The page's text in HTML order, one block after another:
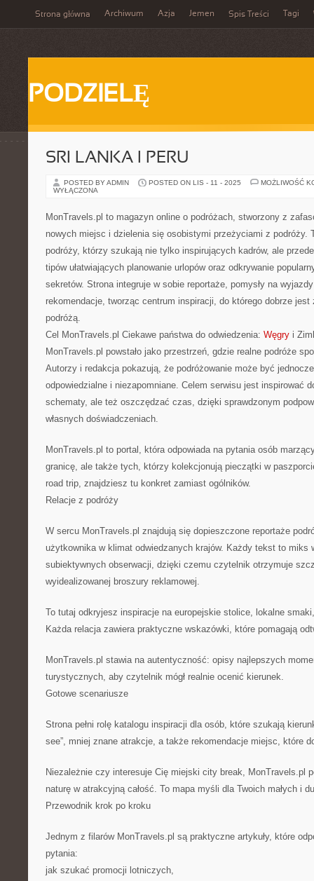
Strona główna Archiwum Azja Jemen Spis Treści Tagi
PODZIELĘ
SRI LANKA I PERU
POSTED BY ADMIN POSTED ON LIS - 11 - 2025
MOŻLIWOŚĆ
WYŁĄCZONA
MonTravels.pl to magazyn online o podróżach, stworzony z
nowych miejsc i dzielenia się osobistymi przeżyciami z podróży.
podróży, którzy szukają nie tylko inspirujących kadrów, ale
tipów ułatwiających planowanie urlopów oraz odkrywanie
sekretów. Strona integruje w sobie reportaże, pomysły na
rekomendacje, tworząc centrum inspiracji, do którego dobrze jest
podróżą.
Cel MonTravels.pl Ciekawe państwa do odwiedzenia: Węgry i
MonTravels.pl powstało jako przestrzeń, gdzie realne podróże
Autorzy i redakcja pokazują, że podróżowanie może być
odpowiedzialne i niezapomniane. Celem serwisu jest inspirować
schematy, ale też oszczędzać czas, dzięki sprawdzonym
własnych doświadczeniach.
MonTravels.pl to portal, która odpowiada na pytania osób
granicę, ale także tych, którzy kolekcjonują pieczątki w
road trip, znajdziesz tu konkret zamiast ogólników.
Relacje z podróży
W sercu MonTravels.pl znajdują się dopieszczone reportaże
użytkownika w klimat odwiedzanych krajów. Każdy tekst to miks
subiektywnych obserwacji, dzięki czemu czytelnik otrzymuje
wyidealizowanej broszury reklamowej.
To tutaj odkryjesz inspiracje na europejskie stolice, lokalne
Każda relacja zawiera praktyczne wskazówki, które pomagają
MonTravels.pl stawia na autentyczność: opisy najlepszych
turystycznych, aby czytelnik mógł realnie ocenić kierunek.
Gotowe scenariusze
Strona pełni rolę katalogu inspiracji dla osób, które szukają
see”, mniej znane atrakcje, a także rekomendacje miejsc, które
Niezależnie czy interesuje Cię miejski city break, MonTravels.pl
naturę w atrakcyjną całość. To mapa myśli dla Twoich małych i
Przewodnik krok po kroku
Jednym z filarów MonTravels.pl są praktyczne artykuły, które
pytania:
jak szukać promocji lotniczych,